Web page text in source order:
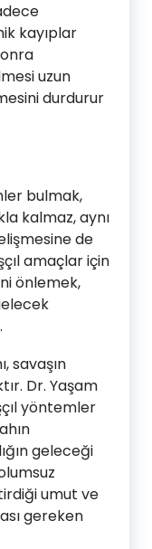
kayıplar
uzun
durdurur
bulmak,
kalmaz, aynı
de
amaçlar için
önlemek,
savaşın
Dr. Yaşam
yöntemler
geleceği
umut ve
gereken